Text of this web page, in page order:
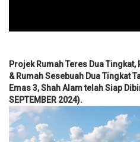
Projek Rumah Teres Dua
& Rumah Sesebuah Dua Tingkat
Emas 3, Shah Alam telah Siap
SEPTEMBER 2024).